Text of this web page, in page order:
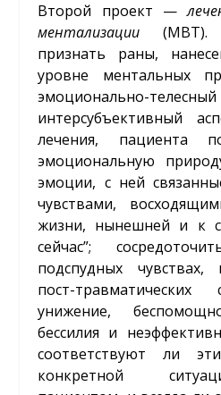
Второй проект —
ментализации (MBT).
признать раны,
уровне ментальных
интерсубъективный
лечения, пациента
эмоциональную
эмоции, с ней
чувствами,
жизни, нынешней и к
сейчас”;
подспудных
пост-
унижение,
бессилия и
соответствуют ли
конкретной